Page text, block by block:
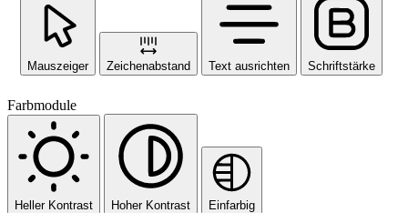
Mauszeiger Zeichenabstand Text ausrichten Schriftstärke
Farbmodule
Heller Kontrast Hoher Kontrast Einfarbig